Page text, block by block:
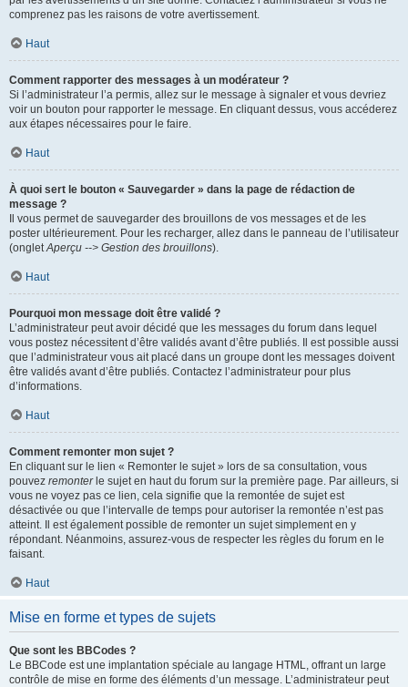
comprenez pas les raisons de votre avertissement.
Haut
Comment rapporter des messages à un modérateur ?
Si l’administrateur l’a permis, allez sur le message à signaler et vous devriez
voir un bouton pour rapporter le message. En cliquant dessus, vous accéderez
aux étapes nécessaires pour le faire.
Haut
À quoi sert le bouton « Sauvegarder » dans la page de rédaction de
message ?
Il vous permet de sauvegarder des brouillons de vos messages et de les
poster ultérieurement. Pour les recharger, allez dans le panneau de l’utilisateur
(ongletAperçu --> Gestion des brouillons).
Haut
Pourquoi mon message doit être validé ?
L’administrateur peut avoir décidé que les messages du forum dans lequel
vous postez nécessitent d’être validés avant d’être publiés. Il est possible aussi
que l’administrateur vous ait placé dans un groupe dont les messages doivent
être validés avant d’être publiés. Contactez l’administrateur pour plus
d’informations.
Haut
Comment remonter mon sujet ?
En cliquant sur le lien « Remonter le sujet » lors de sa consultation, vous
pouvez remonterle sujet en haut du forum sur la première page. Par ailleurs, si
vous ne voyez pas ce lien, cela signifie que la remontée de sujet est
désactivée ou que l’intervalle de temps pour autoriser la remontée n’est pas
atteint. Il est également possible de remonter un sujet simplement en y
répondant. Néanmoins, assurez-vous de respecter les règles du forum en le
faisant.
Haut
Mise en forme et types de sujets
Que sont les BBCodes ?
Le BBCode est une implantation spéciale au langage HTML, offrant un large
contrôle de mise en forme des éléments d’un message. L’administrateur peut